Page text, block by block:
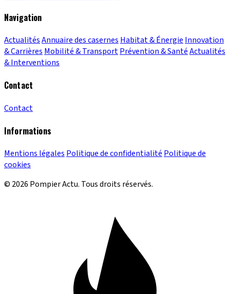
Navigation
ActualitésAnnuaire des casernes Habitat & Énergie Innovation
& Carrières Mobilité & TransportPrévention & SantéActualités
& Interventions
Contact
Contact
Informations
Mentions légales Politique de confidentialité Politique de
cookies
© 2026 Pompier Actu. Tous droits réservés.